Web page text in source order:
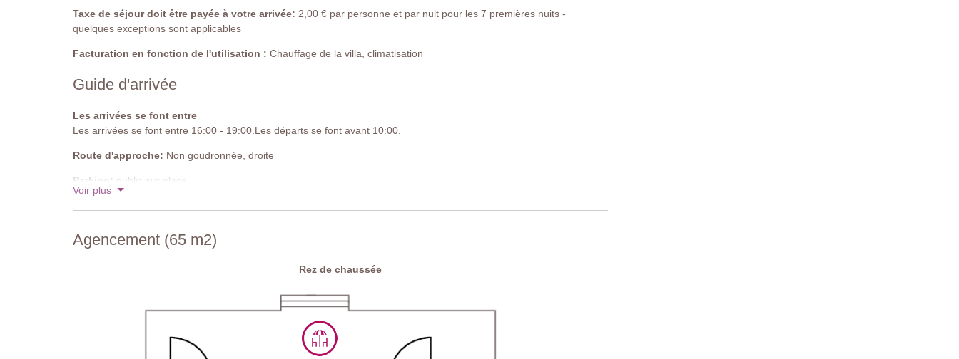
Taxe de séjour doit être payée à votre arrivée: 2,00 € par personne et par nuit pour les 7 premières nuits -
quelques exceptions sont applicables
Facturation en fonction de l'utilisation : Chauffage de la villa, climatisation
Guide d'arrivée
Les arrivées se font entre
Les arrivées se font entre 16:00 - 19:00.Les départs se font avant 10:00.
Route d'approche: Non goudronnée, droite
Parking: public sur place
Voir plus
Agencement (65 m2)
Rez de chaussée